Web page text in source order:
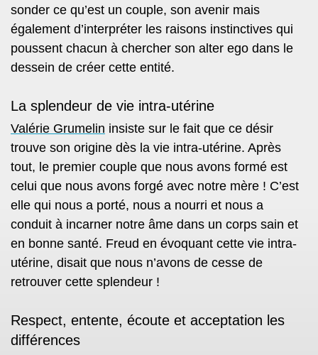
sonder ce qu’est un couple, son avenir mais
également d’interpréter les raisons instinctives qui
poussent chacun à chercher son alter ego dans le
dessein de créer cette entité.
La splendeur de vie intra-utérine
Valérie Grumelin insiste sur le fait que ce désir
trouve son origine dès la vie intra-utérine. Après
tout, le premier couple que nous avons formé est
celui que nous avons forgé avec notre mère ! C’est
elle qui nous a porté, nous a nourri et nous a
conduit à incarner notre âme dans un corps sain et
en bonne santé. Freud en évoquant cette vie intra-
utérine, disait que nous n’avons de cesse de
retrouver cette splendeur !
Respect, entente, écoute et acceptation les
différences